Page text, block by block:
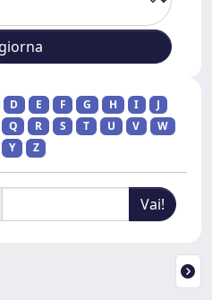
D E F G H I
J
Q R S T U V
W
Y Z